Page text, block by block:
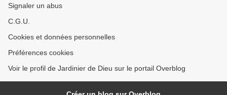
Signaler un abus
C.G.U.
Cookies et données personnelles
Préférences cookies
Voir le profil de Jardinier de Dieu sur le portail Overblog